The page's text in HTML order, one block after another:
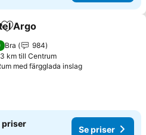
Lägg till i Mina Favoriter
Argo
Bra
984
km till Centrum
med färgglada inslagSe priser
priser
Se priser